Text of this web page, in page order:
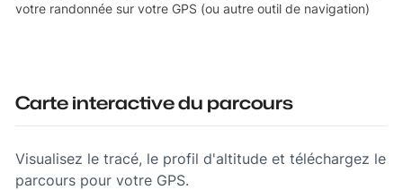
votre randonnée sur votre GPS (ou autre outil de navigation)
Carte interactive du parcours
Visualisez le tracé, le profil d'altitude et téléchargez le
parcours pour votre GPS.